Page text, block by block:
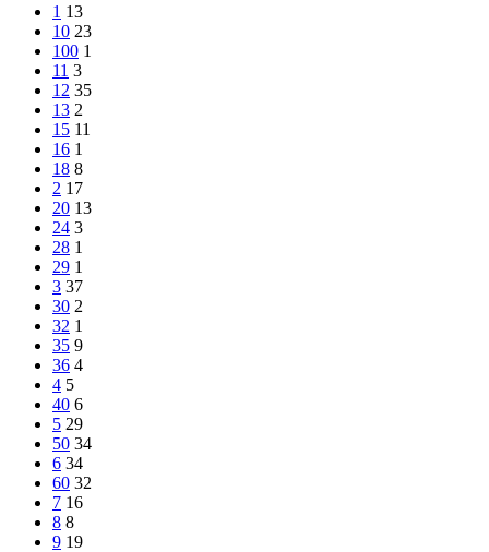
1 13
10 23
100 1
11 3
12 35
13 2
15 11
16 1
18 8
2 17
20 13
24 3
28 1
29 1
3 37
30 2
32 1
35 9
36 4
4 5
40 6
5 29
50 34
6 34
60 32
7 16
8 8
9 19